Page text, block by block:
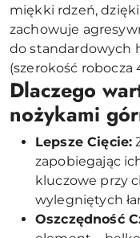
miękki rdzeń,
zachowuje
do standardowych
(szerokość robocza
Dlaczego
nożykami
Lepsze Cięcie:
zapobiegając
kluczowe przy
wylegniętych
Oszczędność